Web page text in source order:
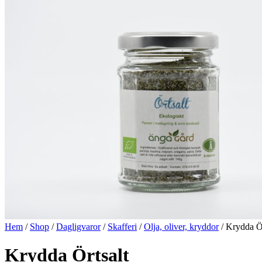
Hem / Shop /Dagligvaror/ Skafferi /Olja, oliver, kryddor/ Krydda
Krydda Örtsalt